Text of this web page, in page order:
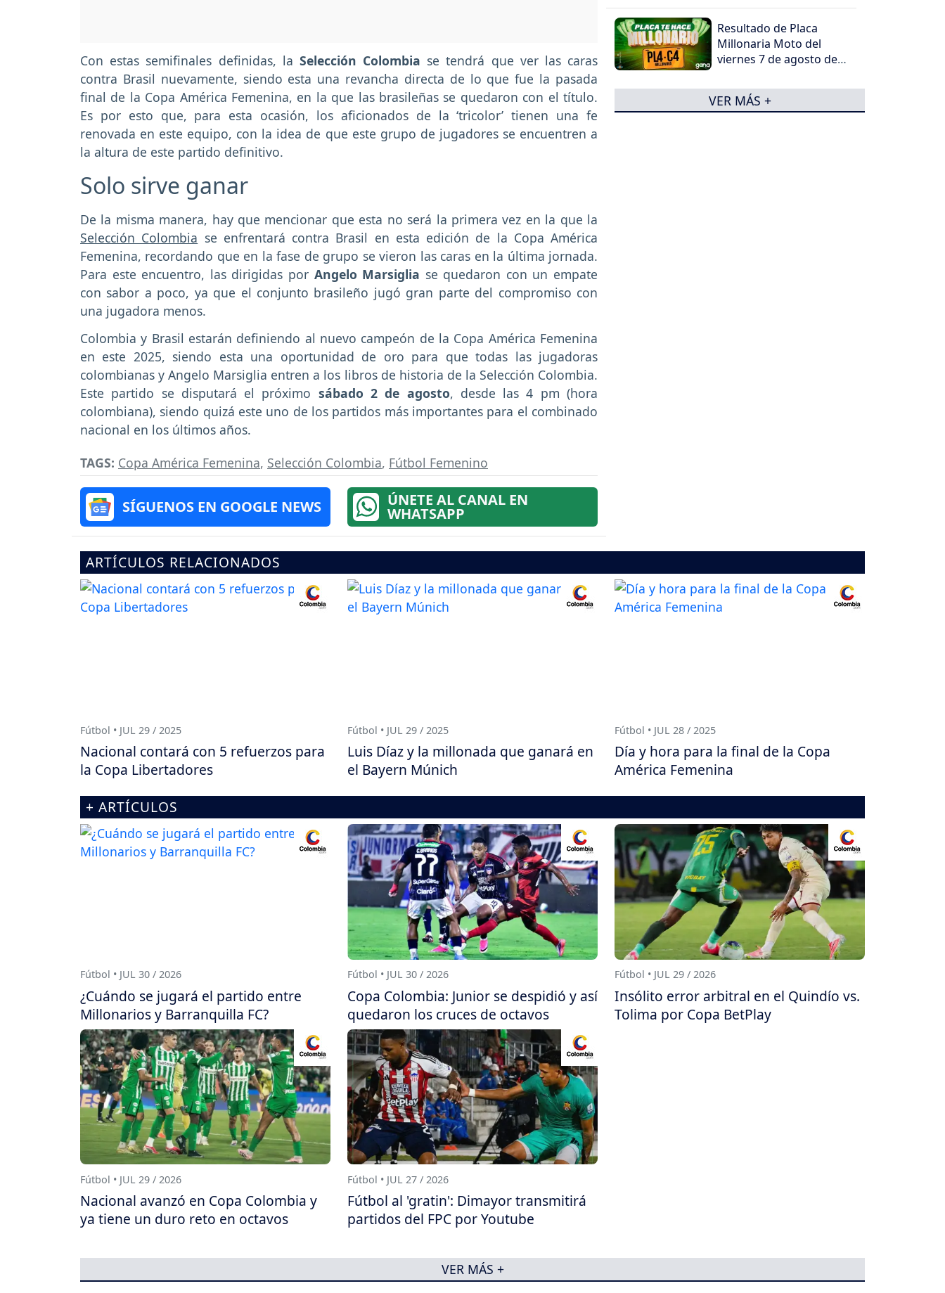
Con estas semifinales definidas, la Selección Colombia se tendrá que ver las caras
contra Brasil nuevamente, siendo esta una revancha directa de lo que fue la pasada
final de la Copa América Femenina, en la que las brasileñas se quedaron con el título.
Es por esto que, para esta ocasión, los aficionados de la ‘tricolor’ tienen una fe
renovada en este equipo, con la idea de que este grupo de jugadores se encuentren a
la altura de este partido definitivo.
Solo sirve ganar
De la misma manera, hay que mencionar que esta no será la primera vez en la que la
Selección Colombia se enfrentará contra Brasil en esta edición de la Copa América
Femenina, recordando que en la fase de grupo se vieron las caras en la última jornada.
Para este encuentro, las dirigidas por Angelo Marsiglia se quedaron con un empate
con sabor a poco, ya que el conjunto brasileño jugó gran parte del compromiso con
una jugadora menos.
Colombia y Brasil estarán definiendo al nuevo campeón de la Copa América Femenina
en este 2025, siendo esta una oportunidad de oro para que todas las jugadoras
colombianas y Angelo Marsiglia entren a los libros de historia de la Selección Colombia.
Este partido se disputará el próximo sábado 2 de agosto, desde las 4 pm (hora
colombiana), siendo quizá este uno de los partidos más importantes para el combinado
nacional en los últimos años.
TAGS: Copa América Femenina, Selección Colombia, Fútbol Femenino
SÍGUENOS EN GOOGLE NEWS ÚNETE AL CANAL EN
WHATSAPP
Resultado de Placa
Millonaria Moto del
viernes 7 de agosto de
VER MÁS +
ARTÍCULOS RELACIONADOS
Fútbol • JUL 29 / 2025
Nacional contará con 5 refuerzos para
la Copa Libertadores
Fútbol • JUL 29 / 2025
Luis Díaz y la millonada que ganará en
el Bayern Múnich
Fútbol • JUL 28 / 2025
Día y hora para la final de la Copa
América Femenina
+ ARTÍCULOS
Fútbol • JUL 30 / 2026
¿Cuándo se jugará el partido entre
Millonarios y Barranquilla FC?
Fútbol • JUL 30 / 2026
Copa Colombia: Junior se despidió y así
quedaron los cruces de octavos
Fútbol • JUL 29 / 2026
Insólito error arbitral en el Quindío vs.
Tolima por Copa BetPlay
Fútbol • JUL 29 / 2026
Nacional avanzó en Copa Colombia y
ya tiene un duro reto en octavos
Fútbol • JUL 27 / 2026
Fútbol al 'gratin': Dimayor transmitirá
partidos del FPC por Youtube
VER MÁS +